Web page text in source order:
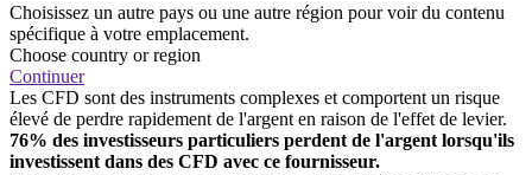
Choisissez un autre pays ou une autre région pour voir du contenu
spécifique à votre emplacement.
Choose country or region
Continuer
Les CFD sont des instruments complexes et comportent un risque
élevé de perdre rapidement de l'argent en raison de l'effet de levier.
76% des investisseurs particuliers perdent de l'argent lorsqu'ils
investissent dans des CFD avec ce fournisseur.